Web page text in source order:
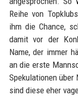
Reihe von
ihm die Chance,
damit vor der
Name, der immer
an die erste
Spekulationen über
sind diese eher